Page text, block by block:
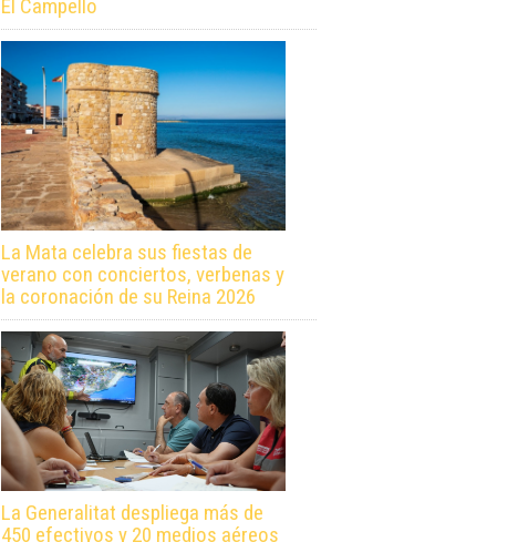
El Campello
La Mata celebra sus fiestas de
verano con conciertos, verbenas y
la coronación de su Reina 2026
La Generalitat despliega más de
450 efectivos y 20 medios aéreos